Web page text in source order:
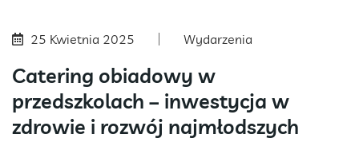
25 Kwietnia 2025 Wydarzenia
Catering obiadowy w
przedszkolach – inwestycja w
zdrowie i rozwój najmłodszych